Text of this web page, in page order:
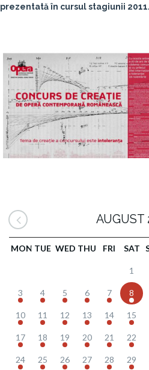
prezentată în cursul stagiunii
AUGUST
MON TUE WED THU FRI SAT
1
3 4 5 6 7 8
10 11 12 13 14 15
17 18 19 20 21 22
24 25 26 27 28 29